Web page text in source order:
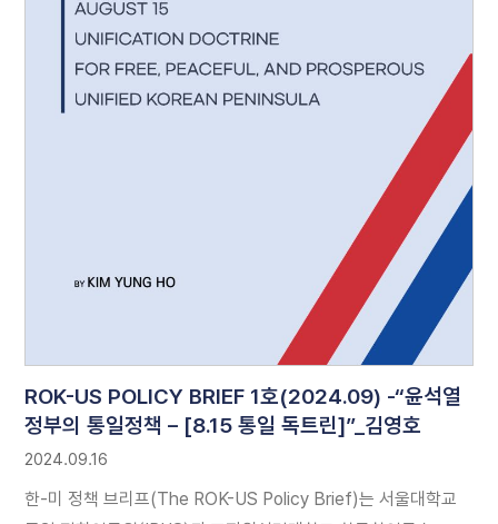
ROK-US POLICY BRIEF 1호(2024.09) -“윤석열
정부의 통일정책 – [8.15 통일 독트린]”_김영호
2024.09.16
한-미 정책 브리프(The ROK-US Policy Brief)는 서울대학교